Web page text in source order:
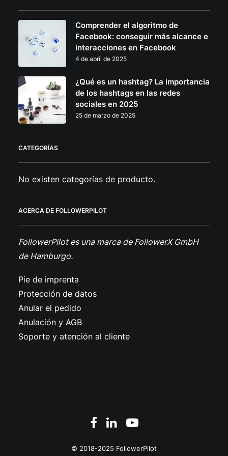
Comprender el algoritmo de
Facebook: conseguir más alcance e
interacciones en Facebook
4 de abril de 2025
¿Qué es un hashtag? La importancia
de los hashtags en las redes
sociales en 2025
25 de marzo de 2025
CATEGORÍAS
No existen categorías de producto.
ACERCA DE FOLLOWERPILOT
FollowerPilot es una marca de FollowerX GmbH
de Hamburgo.
Pie de imprenta
Protección de datos
Anular el pedido
Anulación y AGB
Soporte y atención al cliente
© 2018-2025 FollowerPilot